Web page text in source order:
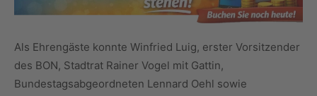
Als Ehrengäste konnte Winfried Luig, erster Vorsitzender
des BON, Stadtrat Rainer Vogel mit Gattin,
Bundestagsabgeordneten Lennard Oehl sowie